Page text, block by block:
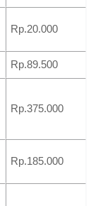
Rp.20.000
Rp.89.500
Rp.375.000
Rp.185.000